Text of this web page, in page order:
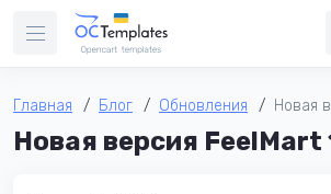
Главная Блог Обновления Новая
Новая версия FeelMart